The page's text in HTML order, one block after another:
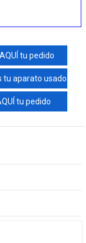
tu pedido
tu aparato usado
tu pedido